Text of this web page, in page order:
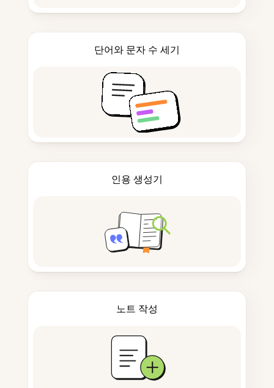
단어와 문자 수 세기
인용 생성기
노트 작성